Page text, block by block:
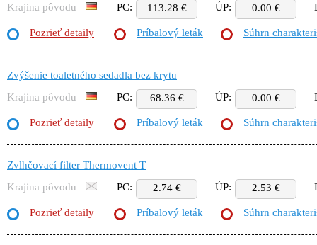
Krajina pôvodu
PC: 113.28 € ÚP: 0.00 €
Pozrieť detaily Príbalový leták Súhrn
Zvýšenie toaletného sedadla bez krytu
Krajina pôvodu
PC: 68.36 € ÚP: 0.00 €
Pozrieť detaily Príbalový leták Súhrn
Zvlhčovací filter Thermovent T
Krajina pôvodu
PC: 2.74 € ÚP: 2.53 €
Pozrieť detaily Príbalový leták Súhrn